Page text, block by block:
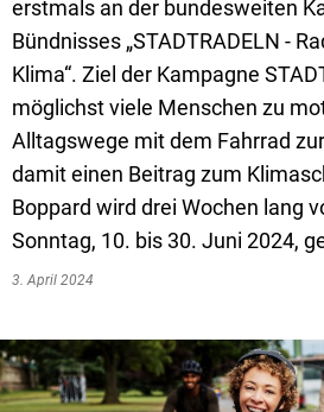
Livestream Sitzungen auf
Wahlergebnisse
Baugrundstücke
Straßenausbaupläne
Wiederkehrende
Gewerbe-Anmeldung/
Grundsteuerreform
Haushaltsplan
Satzungen und
erstmals an der bundesweiten
Bündnisses „STADTRADELN -
Klima“. Ziel der Kampagne
möglichst viele Menschen zu
Alltagswege mit dem Fahrrad
damit einen Beitrag zum
Boppard wird drei Wochen lang
Sonntag, 10. bis 30. Juni 2024,
3. April 2024